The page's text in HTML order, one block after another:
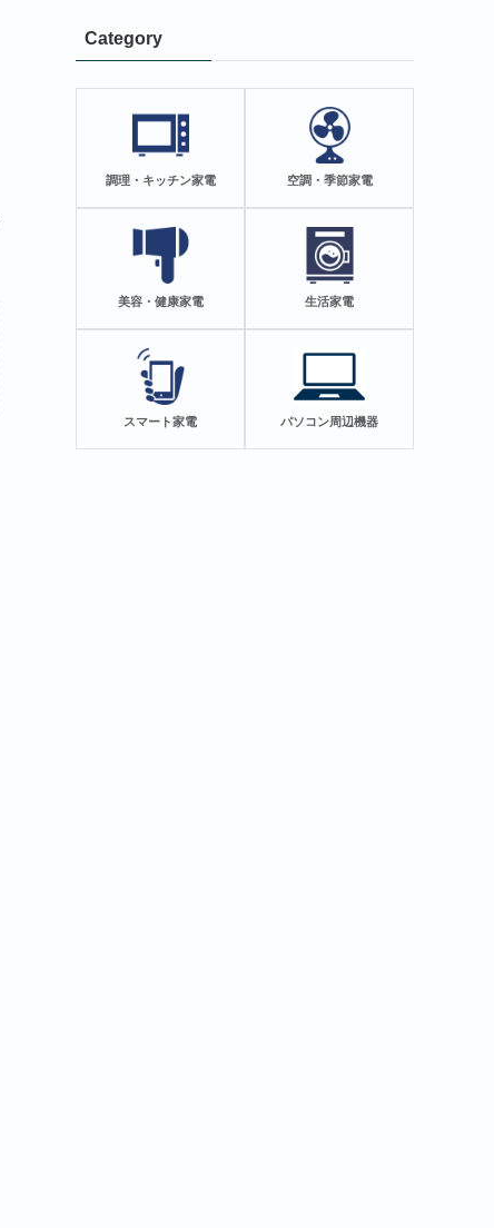
Category
調理・キッチン家電 空調・季節家電
美容・健康家電 生活家電
スマート家電 パソコン周辺機器